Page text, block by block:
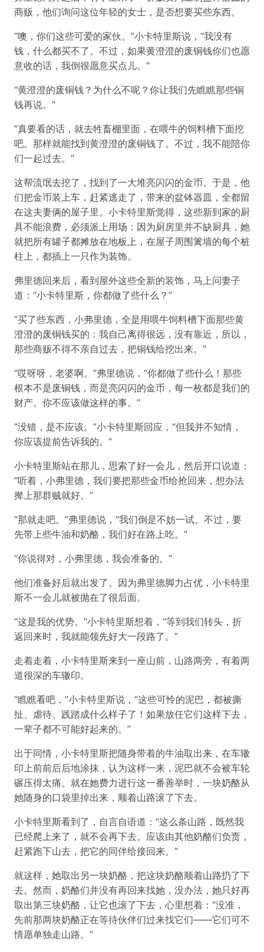
商贩，他们询问这位年轻的女士，是否想要买些东西。
“噢，你们这些可爱的家伙。”小卡特里斯说，“我没有
钱，什么都买不了。不过，如果黄澄澄的废铜钱你们也愿
意收的话，我倒很愿意买点儿。”
“黄澄澄的废铜钱？为什么不呢？你让我们先瞧瞧那些铜
钱再说。”
“真要看的话，就去牲畜棚里面，在喂牛的饲料槽下面挖
吧。那样就能找到黄澄澄的废铜钱了。不过，我不能陪你
们一起过去。”
这帮流氓去挖了，找到了一大堆亮闪闪的金币。于是，他
们把金币装上车，赶紧逃走了，带来的盆钵器皿，全都留
在这夫妻俩的屋子里。小卡特里斯觉得，这些新到家的厨
具不能浪费，必须派上用场：因为厨房里并不缺厨具，她
就把所有罐子都摊放在地板上，在屋子周围篱墙的每个桩
柱上，都插上一只作为装饰。
弗里德回来后，看到屋外这些全新的装饰，马上问妻子
道：“小卡特里斯，你都做了些什么？”
“买了些东西，小弗里德，全是用喂牛饲料槽下面那些黄
澄澄的废铜钱买的：我自己离得很远，没有靠近，所以，
那些商贩不得不亲自过去，把铜钱给挖出来。”
“哎呀呀，老婆啊。”弗里德说，“你都做了些什么！那些
根本不是废铜钱，而是亮闪闪的金币，每一枚都是我们的
财产。你不应该做这样的事。”
“没错，是不应该。”小卡特里斯回应，“但我并不知情，
你应该提前告诉我的。”
小卡特里斯站在那儿，思索了好一会儿，然后开口说道：
“听着，小弗里德，我们要把那些金币给抢回来，想办法
撵上那群贼就好。”
“那就走吧。”弗里德说，“我们倒是不妨一试。不过，要
先带上些牛油和奶酪，我们好在路上吃。”
“你说得对，小弗里德，我会准备的。”
他们准备好后就出发了。因为弗里德脚力占优，小卡特里
斯不一会儿就被抛在了很后面。
“这是我的优势。”小卡特里斯想着，“等到我们转头，折
返回来时，我就能领先好大一段路了。”
走着走着，小卡特里斯来到一座山前，山路两旁，有着两
道很深的车辙印。
“瞧瞧看吧，”小卡特里斯说，“这些可怜的泥巴，都被撕
扯、虐待、践踏成什么样子了！如果放任它们这样下去，
一辈子都不可能好起来的。”
出于同情，小卡特里斯把随身带着的牛油取出来，在车辙
印上前前后后地涂抹，认为这样一来，泥巴就不会被车轮
碾压得太痛。就在她费力进行这一番善举时，一块奶酪从
她随身的口袋里掉出来，顺着山路滚了下去。
小卡特里斯看到了，自言自语道：“这么条山路，既然我
已经爬上来了，就不会再下去。应该由其他奶酪们负责，
赶紧跑下山去，把它的同伴给接回来。”
就这样，她取出另一块奶酪，把这块奶酪顺着山路扔了下
去。然而，奶酪们并没有再回来找她，没办法，她只好再
取出第三块奶酪，让它也滚了下去，心里想着：“没准，
先前那两块奶酪正在等待伙伴们过来找它们——它们可不
情愿单独走山路。”